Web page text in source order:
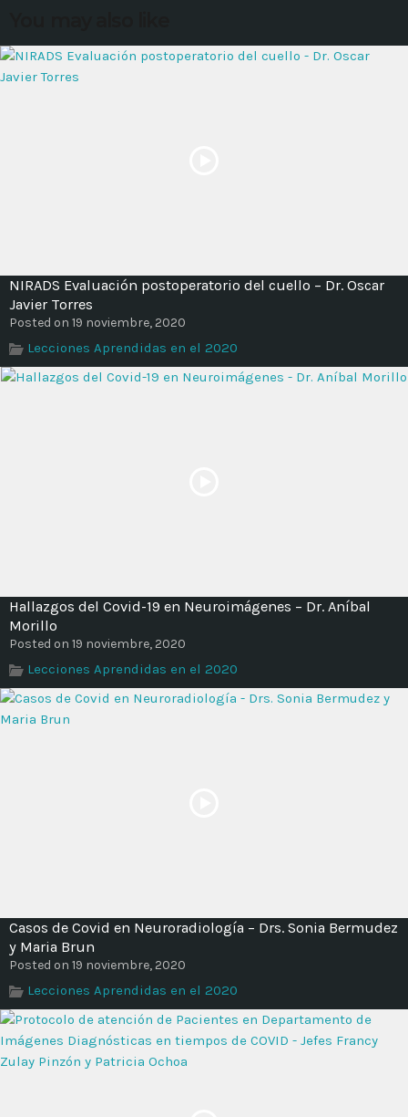
MOST UPVOTED
DESIGN ADMINISTRATOR
Validating Enterprise
NIRADS Evaluación postoperatorio del cuello – Dr. Oscar
Javier Torres
Posted on 19 noviembre, 2020
Lecciones Aprendidas en el 2020
Hallazgos del Covid-19 en Neuroimágenes – Dr. Aníbal
Morillo
Posted on 19 noviembre, 2020
Lecciones Aprendidas en el 2020
Casos de Covid en Neuroradiología – Drs. Sonia Bermudez
y Maria Brun
Posted on 19 noviembre, 2020
Lecciones Aprendidas en el 2020